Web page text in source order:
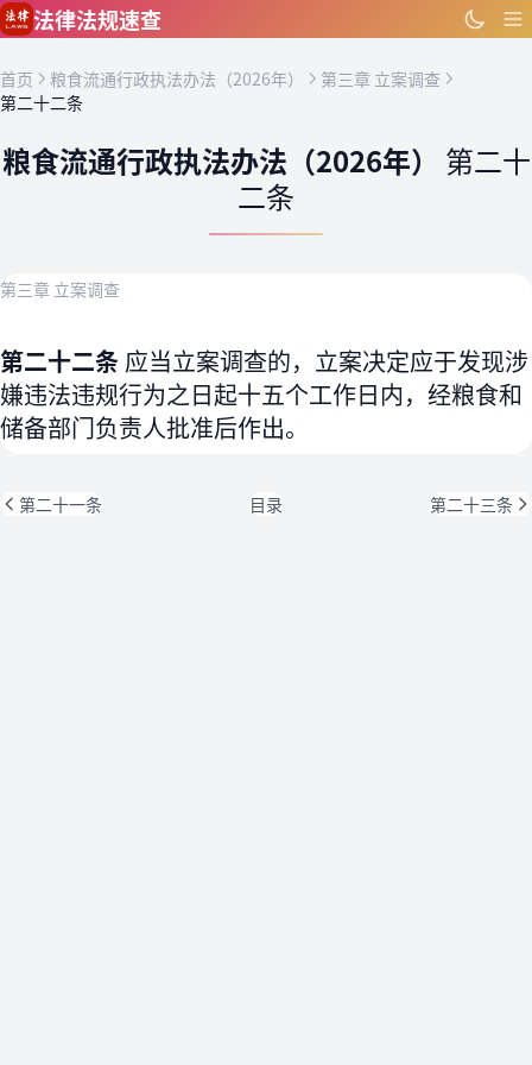
跳到主要内容
法律法规速查
首页 粮食流通行政执法办法（2026年）
第三章 立案调查
第二十二条
粮食流通行政执法办法（2026年） 第二十
二条
第三章 立案调查
第二十二条 应当立案调查的，立案决定应于发现涉
嫌违法违规行为之日起十五个工作日内，经粮食和
储备部门负责人批准后作出。
第二十一条 目录 第二十三条